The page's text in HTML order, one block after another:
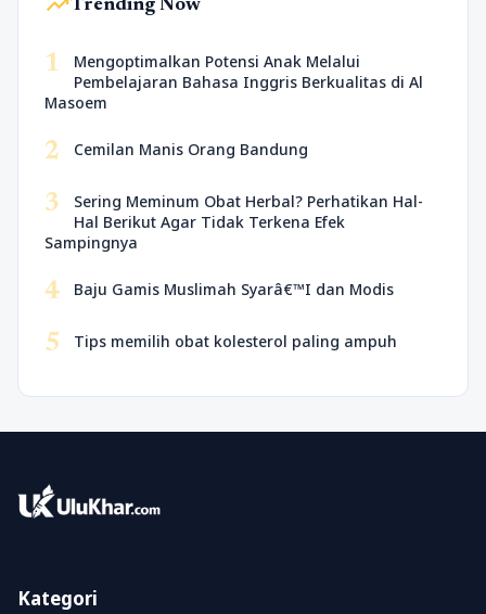
Trending Now
1
Mengoptimalkan Potensi Anak Melalui
Pembelajaran Bahasa Inggris Berkualitas di Al
Masoem
2 Cemilan Manis Orang Bandung
3
Sering Meminum Obat Herbal? Perhatikan Hal-
Hal Berikut Agar Tidak Terkena Efek
Sampingnya
4 Baju Gamis Muslimah Syarâ€™I dan Modis
5 Tips memilih obat kolesterol paling ampuh
Kategori